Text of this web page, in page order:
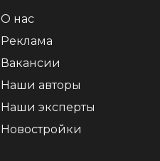
О нас
Реклама
Вакансии
Наши авторы
Наши эксперты
Новостройки